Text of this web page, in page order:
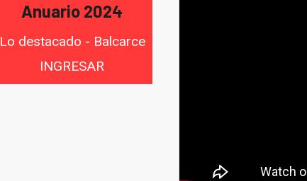
Anuario 2024
Lo destacado - Balcarce
INGRESAR